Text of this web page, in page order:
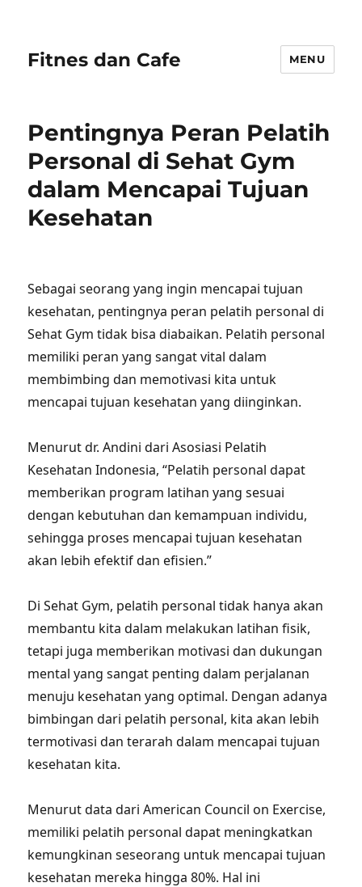
Fitnes dan Cafe MENU
Pentingnya Peran Pelatih
Personal di Sehat Gym
dalam Mencapai Tujuan
Kesehatan
Sebagai seorang yang ingin mencapai tujuan
kesehatan, pentingnya peran pelatih personal di
Sehat Gym tidak bisa diabaikan. Pelatih personal
memiliki peran yang sangat vital dalam
membimbing dan memotivasi kita untuk
mencapai tujuan kesehatan yang diinginkan.
Menurut dr. Andini dari Asosiasi Pelatih
Kesehatan Indonesia, “Pelatih personal dapat
memberikan program latihan yang sesuai
dengan kebutuhan dan kemampuan individu,
sehingga proses mencapai tujuan kesehatan
akan lebih efektif dan efisien.”
Di Sehat Gym, pelatih personal tidak hanya akan
membantu kita dalam melakukan latihan fisik,
tetapi juga memberikan motivasi dan dukungan
mental yang sangat penting dalam perjalanan
menuju kesehatan yang optimal. Dengan adanya
bimbingan dari pelatih personal, kita akan lebih
termotivasi dan terarah dalam mencapai tujuan
kesehatan kita.
Menurut data dari American Council on Exercise,
memiliki pelatih personal dapat meningkatkan
kemungkinan seseorang untuk mencapai tujuan
kesehatan mereka hingga 80%. Hal ini